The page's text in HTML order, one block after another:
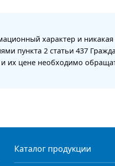
характер и
пункта 2 статьи 437
их цене необходимо
Каталог продукции